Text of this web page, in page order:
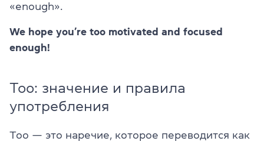
«enough».
We hope you’re too motivated and focused
enough!
Too: значение и правила
употребления
Too — это наречие, которое переводится как